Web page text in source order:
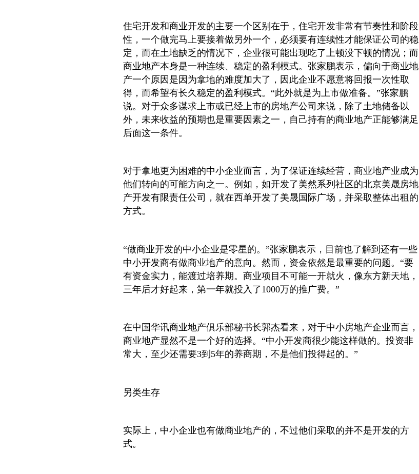
住宅开发和商业开发的主要一个区别在于，住宅开发非常有节奏性和阶段
性，一个做完马上要接着做另外一个，必须要有连续性才能保证公司的稳
定，而在土地缺乏的情况下，企业很可能出现吃了上顿没下顿的情况；而
商业地产本身是一种连续、稳定的盈利模式。张家鹏表示，偏向于商业地
产一个原因是因为拿地的难度加大了，因此企业不愿意将回报一次性取
得，而希望有长久稳定的盈利模式。“此外就是为上市做准备。”张家鹏
说。对于众多谋求上市或已经上市的房地产公司来说，除了土地储备以
外，未来收益的预期也是重要因素之一，自己持有的商业地产正能够满足
后面这一条件。
对于拿地更为困难的中小企业而言，为了保证连续经营，商业地产业成为
他们转向的可能方向之一。例如，如开发了美然系列社区的北京美晟房地
产开发有限责任公司，就在西单开发了美晟国际广场，并采取整体出租的
方式。
“做商业开发的中小企业是零星的。”张家鹏表示，目前也了解到还有一些
中小开发商有做商业地产的意向。然而，资金依然是最重要的问题。“要
有资金实力，能渡过培养期。商业项目不可能一开就火，像东方新天地，
三年后才好起来，第一年就投入了1000万的推广费。”
在中国华讯商业地产俱乐部秘书长郭杰看来，对于中小房地产企业而言，
商业地产显然不是一个好的选择。“中小开发商很少能这样做的。投资非
常大，至少还需要3到5年的养商期，不是他们投得起的。”
另类生存
实际上，中小企业也有做商业地产的，不过他们采取的并不是开发的方
式。